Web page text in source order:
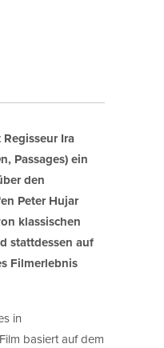
Ira
Passages) ein
den
Peter Hujar
klassischen
stattdessen auf
Filmerlebnis
in
basiert auf dem